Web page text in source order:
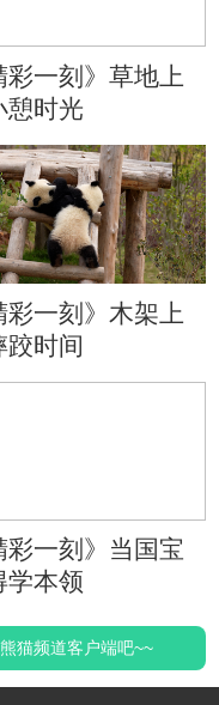
彩一刻》草地上
憩时光
彩一刻》木架上
跤时间
彩一刻》当国宝
学本领
猫频道客户端吧~~